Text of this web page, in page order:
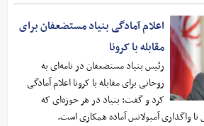
اعلام آمادگی بنیاد مستضعفان برای
مقابله با کرونا
رئیس بنیاد مستضعفان در نامه‌ای به
روحانی برای مقابله با کرونا اعلام آمادگی
کرد و گفت: بنیاد در هر حوزه‌ای که
تا واگذاری آمبولانس آماده همکاری است.